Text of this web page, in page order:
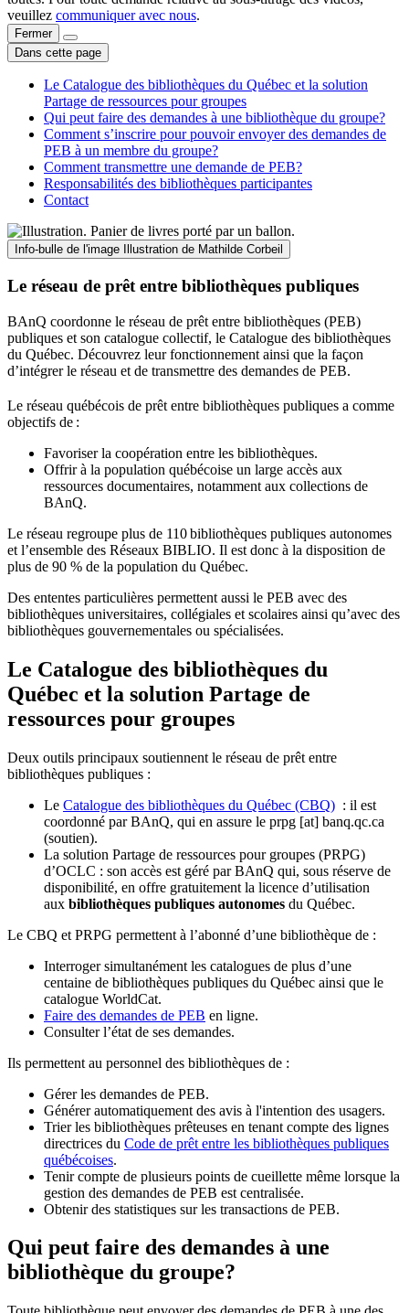
veuillez communiquer avec nous.
Fermer
Dans cette page
Le Catalogue des bibliothèques du Québec et la solution
Partage de ressources pour groupes
Qui peut faire des demandes à une bibliothèque du groupe?
Comment s’inscrire pour pouvoir envoyer des demandes de
PEB à un membre du groupe?
Comment transmettre une demande de PEB?
Responsabilités des bibliothèques participantes
Contact
Info-bulle de l'image Illustration de Mathilde Corbeil
Le réseau de prêt entre bibliothèques publiques
BAnQ coordonne le réseau de prêt entre bibliothèques (PEB)
publiques et son catalogue collectif, le Catalogue des bibliothèques
du Québec. Découvrez leur fonctionnement ainsi que la façon
d’intégrer le réseau et de transmettre des demandes de PEB.
Le réseau québécois de prêt entre bibliothèques publiques a comme
objectifs de :
Favoriser la coopération entre les bibliothèques.
Offrir à la population québécoise un large accès aux
ressources documentaires, notamment aux collections de
BAnQ.
Le réseau regroupe plus de 110bibliothèques publiques autonomes
et l’ensemble des Réseaux BIBLIO. Il est donc à la disposition de
plus de 90 % de la population du Québec.
Des ententes particulières permettent aussi le PEB avec des
bibliothèques universitaires, collégiales et scolaires ainsi qu’avec des
bibliothèques gouvernementales ou spécialisées.
Le Catalogue des bibliothèques du
Québec et la solution Partage de
ressources pour groupes
Deux outils principaux soutiennent le réseau de prêt entre
bibliothèques publiques :
Le Catalogue des bibliothèques du Québec (CBQ) : il est
coordonné par BAnQ, qui en assure le prpg [at] banq.qc.ca
(soutien).
La solution Partage de ressources pour groupes (PRPG)
d’OCLC : son accès est géré par BAnQ qui, sous réserve de
disponibilité, en offre gratuitement la licence d’utilisation
aux bibliothèques publiques autonomes du Québec.
Le CBQ et PRPG permettent à l’abonné d’une bibliothèque de :
Interroger simultanément les catalogues de plus d’une
centaine de bibliothèques publiques du Québec ainsi que le
catalogue WorldCat.
Faire des demandes de PEB en ligne.
Consulter l’état de ses demandes.
Ils permettent au personnel des bibliothèques de :
Gérer les demandes de PEB.
Générer automatiquement des avis à l'intention des usagers.
Trier les bibliothèques prêteuses en tenant compte des lignes
directrices du Code de prêt entre les bibliothèques publiques
québécoises.
Tenir compte de plusieurs points de cueillette même lorsque la
gestion des demandes de PEB est centralisée.
Obtenir des statistiques sur les transactions de PEB.
Qui peut faire des demandes à une
bibliothèque du groupe?